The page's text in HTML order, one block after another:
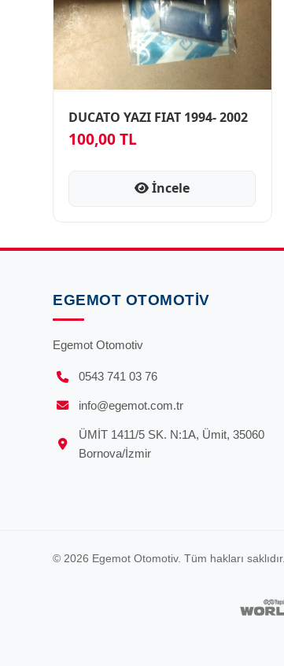
DUCATO YAZI FIAT 1994- 2002
100,00 TL
İncele
EGEMOT OTOMOTIV
Egemot Otomotiv
0543 741 03 76
info@egemot.com.tr
ÜMİT 1411/5 SK. N:1A, Ümit, 35060
Bornova/İzmir
© 2026 Egemot Otomotiv. Tüm hakları saklıdır.